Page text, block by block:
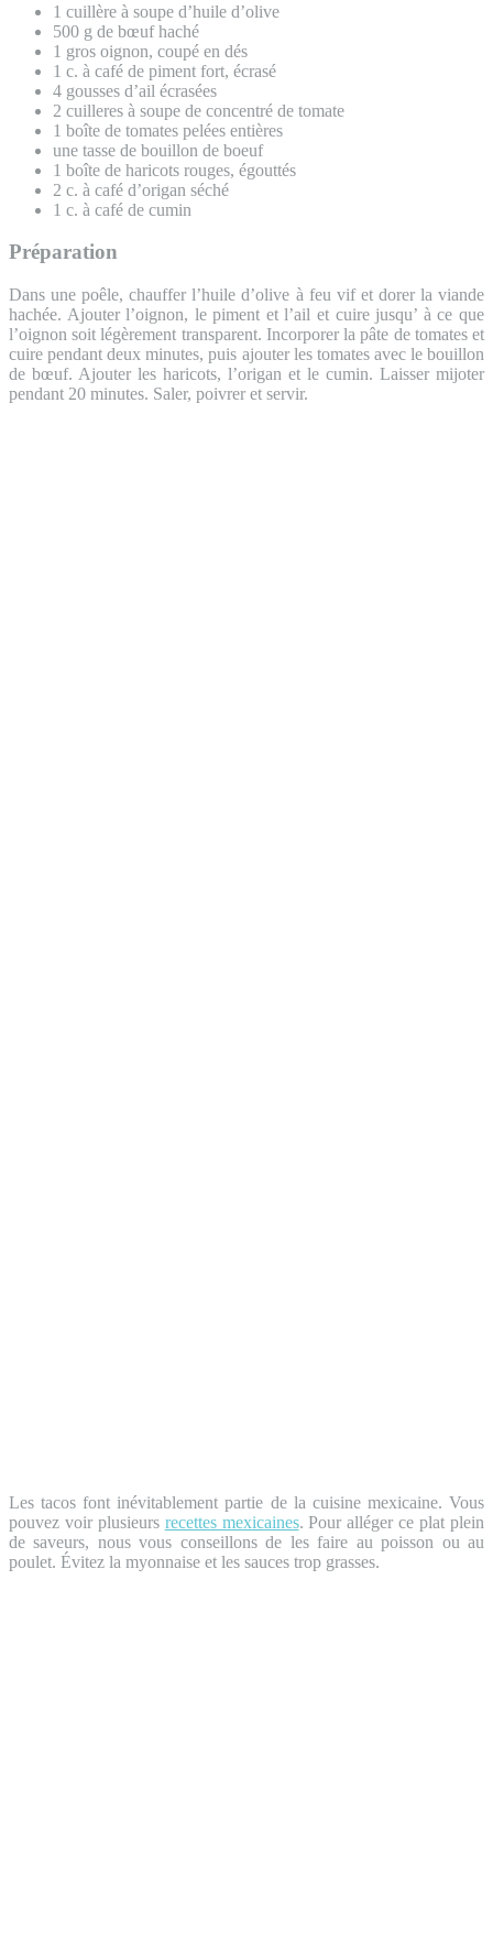
1 cuillère à soupe d’huile d’olive
500 g de bœuf haché
1 gros oignon, coupé en dés
1 c. à café de piment fort, écrasé
4 gousses d’ail écrasées
2 cuilleres à soupe de concentré de tomate
1 boîte de tomates pelées entières
une tasse de bouillon de boeuf
1 boîte de haricots rouges, égouttés
2 c. à café d’origan séché
1 c. à café de cumin
Préparation
Dans une poêle, chauffer l’huile d’olive à feu vif et dorer la viande
hachée. Ajouter l’oignon, le piment et l’ail et cuire jusqu’ à ce que
l’oignon soit légèrement transparent. Incorporer la pâte de tomates et
cuire pendant deux minutes, puis ajouter les tomates avec le bouillon
de bœuf. Ajouter les haricots, l’origan et le cumin. Laisser mijoter
pendant 20 minutes. Saler, poivrer et servir.
Les tacos font inévitablement partie de la cuisine mexicaine. Vous
pouvez voir plusieurs recettes mexicaines. Pour alléger ce plat plein
de saveurs, nous vous conseillons de les faire au poisson ou au
poulet. Évitez la myonnaise et les sauces trop grasses.